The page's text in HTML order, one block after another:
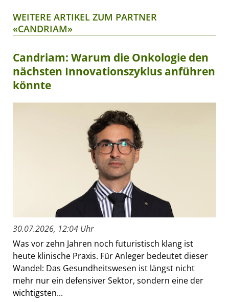
WEITERE ARTIKEL ZUM PARTNER
«CANDRIAM»
Candriam: Warum die Onkologie den
nächsten Innovationszyklus anführen
könnte
30.07.2026, 12:04 Uhr
Was vor zehn Jahren noch futuristisch klang ist
heute klinische Praxis. Für Anleger bedeutet dieser
Wandel: Das Gesundheitswesen ist längst nicht
mehr nur ein defensiver Sektor, sondern eine der
wichtigsten...